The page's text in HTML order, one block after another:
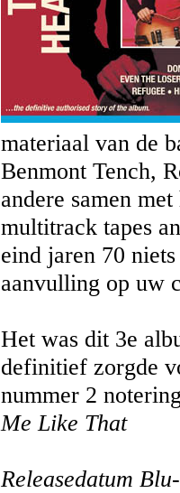
materiaal van de
Benmont Tench,
andere samen
multitrack tapes
eind jaren 70
aanvulling op uw
Het was dit 3e
definitief zorgde
nummer 2
Me Like That
Releasedatum